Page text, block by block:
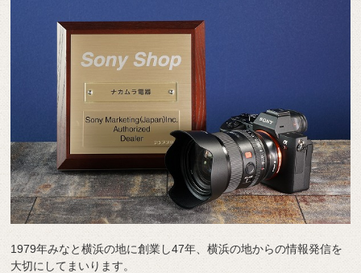
1979年みなと横浜の地に創業し47年、横浜の地からの情報発信を
大切にしてまいります。